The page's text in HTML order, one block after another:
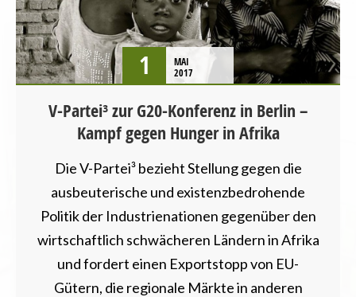
1
MAI
2017
V-Partei³ zur G20-Konferenz in Berlin –
Kampf gegen Hunger in Afrika
Die V-Partei³ bezieht Stellung gegen die
ausbeuterische und existenzbedrohende
Politik der Industrienationen gegenüber den
wirtschaftlich schwächeren Ländern in Afrika
und fordert einen Exportstopp von EU-
Gütern, die regionale Märkte in anderen